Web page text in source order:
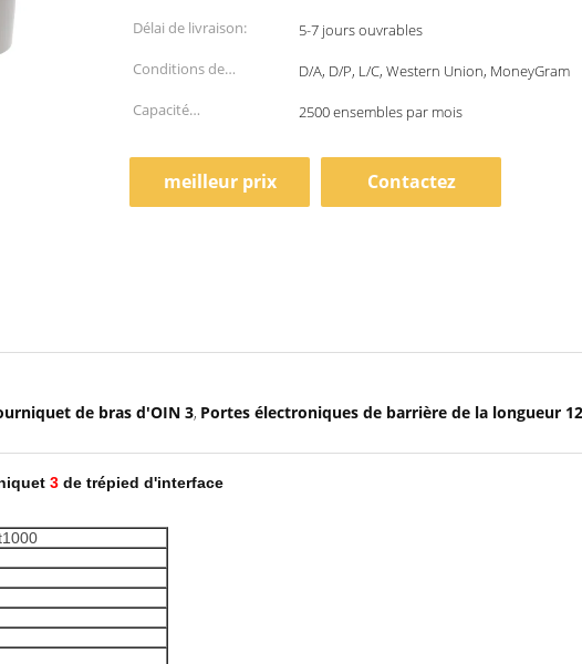
Délai de livraison:
5-7 jours ouvrables
Conditions de
paiement:
D/A, D/P, L/C, Western Union, MoneyGram
Capacité
2500 ensembles par mois
meilleur prix Contactez
de bras d'OIN 3, Portes électroniques de barrière de la longueur
3 de trépied d'interface